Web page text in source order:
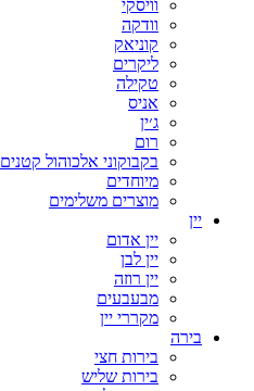
וויסקי
וודקה
קוניאק
ליקרים
טקילה
אניס
ג׳ין
רום
בקבוקוני אלכוהול קטנים
מיוחדים
מוצרים משלימים
יין
יין אדום
יין לבן
יין רוזה
מבעבעים
מקררי יין
בירה
בירות חצי
בירות שליש